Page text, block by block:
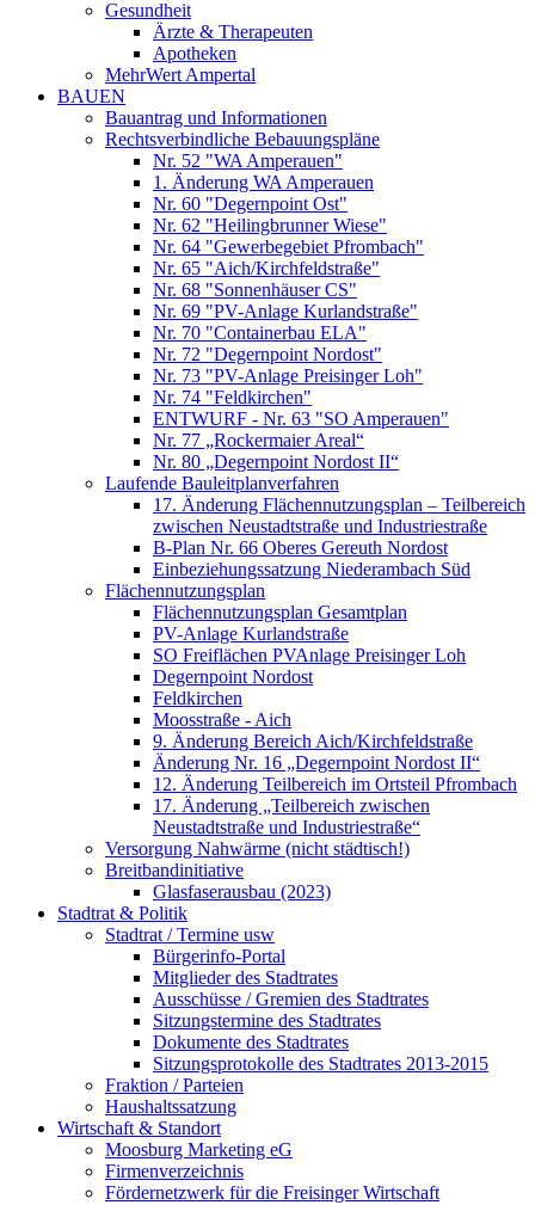
Gesundheit
Ärzte & Therapeuten
Apotheken
MehrWert Ampertal
BAUEN
Bauantrag und Informationen
Rechtsverbindliche Bebauungspläne
Nr. 52 "WA Amperauen"
1. Änderung WA Amperauen
Nr. 60 "Degernpoint Ost"
Nr. 62 "Heilingbrunner Wiese"
Nr. 64 "Gewerbegebiet Pfrombach"
Nr. 65 "Aich/Kirchfeldstraße"
Nr. 68 "Sonnenhäuser CS"
Nr. 69 "PV-Anlage Kurlandstraße"
Nr. 70 "Containerbau ELA"
Nr. 72 "Degernpoint Nordost"
Nr. 73 "PV-Anlage Preisinger Loh"
Nr. 74 "Feldkirchen"
ENTWURF - Nr. 63 "SO Amperauen"
Nr. 77 „Rockermaier Areal“
Nr. 80 „Degernpoint Nordost II“
Laufende Bauleitplanverfahren
17. Änderung Flächennutzungsplan – Teilbereich
zwischen Neustadtstraße und Industriestraße
B-Plan Nr. 66 Oberes Gereuth Nordost
Einbeziehungssatzung Niederambach Süd
Flächennutzungsplan
Flächennutzungsplan Gesamtplan
PV-Anlage Kurlandstraße
SO Freiflächen PV­Anlage Preisinger Loh
Degernpoint Nordost
Feldkirchen
Moosstraße - Aich
9. Änderung Bereich Aich/Kirchfeldstraße
Änderung Nr. 16 „Degernpoint Nordost II“
12. Änderung Teilbereich im Ortsteil Pfrombach
17. Änderung „Teilbereich zwischen
Neustadtstraße und Industriestraße“
Versorgung Nahwärme (nicht städtisch!)
Breitbandinitiative
Glasfaserausbau (2023)
Stadtrat & Politik
Stadtrat / Termine usw
Bürgerinfo-Portal
Mitglieder des Stadtrates
Ausschüsse / Gremien des Stadtrates
Sitzungstermine des Stadtrates
Dokumente des Stadtrates
Sitzungsprotokolle des Stadtrates 2013-2015
Fraktion / Parteien
Haushaltssatzung
Wirtschaft & Standort
Moosburg Marketing eG
Firmenverzeichnis
Fördernetzwerk für die Freisinger Wirtschaft